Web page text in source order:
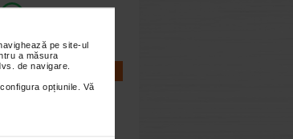
pe site-ul
a măsura
de navigare.
opțiunile. Vă
CALCULATOARE